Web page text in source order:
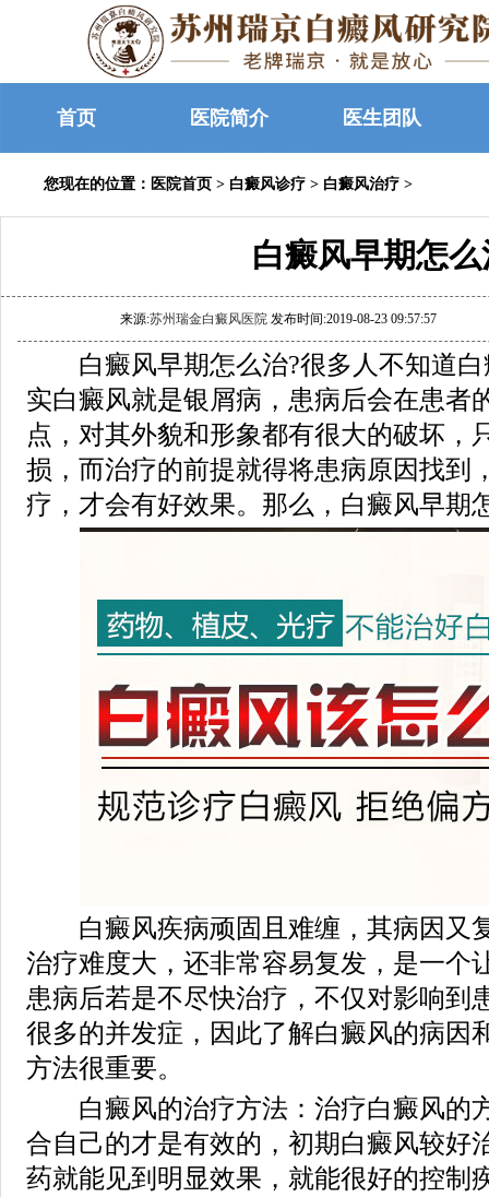
首页 医院简介 医生团队
您现在的位置： 医院首页 > 白癜风诊疗 > 白癜风治疗 >
白癜风早期怎么
来源:苏州瑞金白癜风医院 发布时间:2019-08-23 09:57:57
白癜风早期怎么治?很多人不知道白
实白癜风就是银屑病，患病后会在患者
点，对其外貌和形象都有很大的破坏，
损，而治疗的前提就得将患病原因找到
疗，才会有好效果。那么，白癜风早期
白癜风疾病顽固且难缠，其病因又
治疗难度大，还非常容易复发，是一个
患病后若是不尽快治疗，不仅对影响到
很多的并发症，因此了解白癜风的病因
方法很重要。
白癜风的治疗方法：治疗白癜风的
合自己的才是有效的，初期白癜风较好
药就能见到明显效果，就能很好的控制